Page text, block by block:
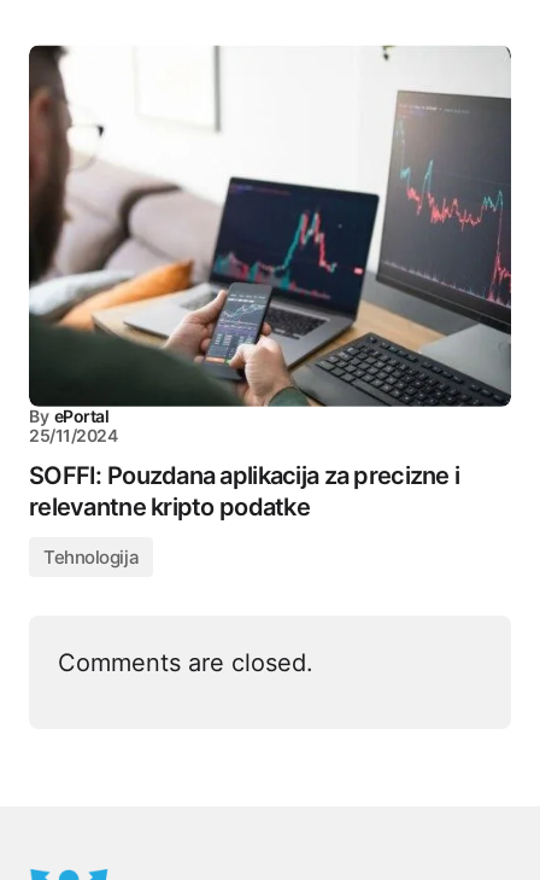
By ePortal
25/11/2024
SOFFI: Pouzdana aplikacija za precizne i
relevantne kripto podatke
Tehnologija
Comments are closed.